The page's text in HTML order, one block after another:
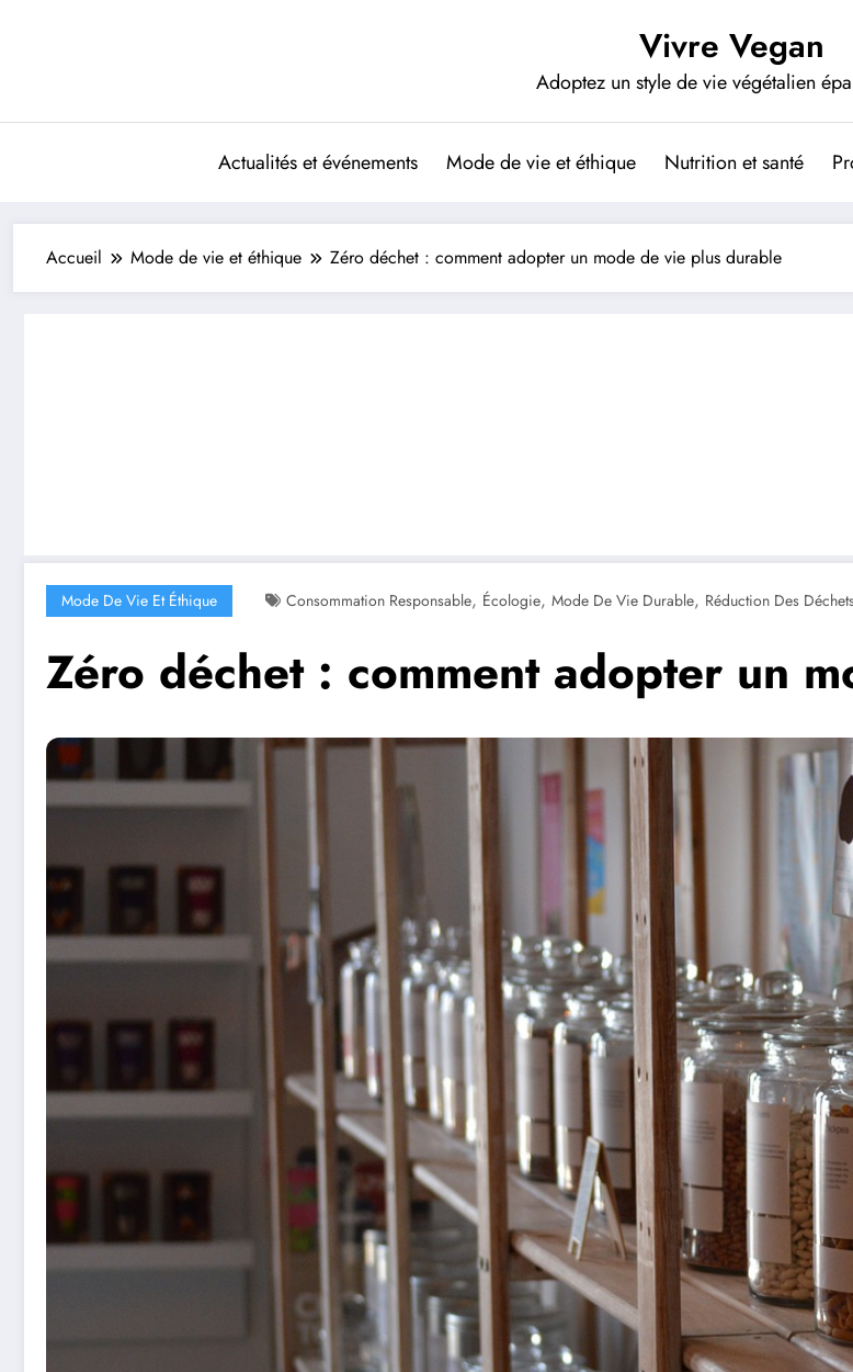
Vivre Vegan
Adoptez un style de vie végétalien
Actualités et événements Mode de vie et éthique Nutrition et santé
Accueil Mode de vie et éthique Zéro déchet : comment adopter un mode de vie plus durable
Mode De Vie Et Éthique Consommation Responsable, Écologie, Mode De Vie Durable, Réduction Des
Zéro déchet : comment adopter un